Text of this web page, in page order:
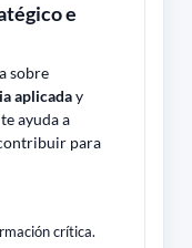
e
sobre
aplicaday
ayuda a
para
crítica.